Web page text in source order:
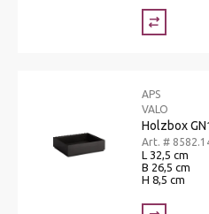
APS
VALO
Holzbox
Art. #
L 32,5 cm
B 26,5 cm
H 8,5 cm